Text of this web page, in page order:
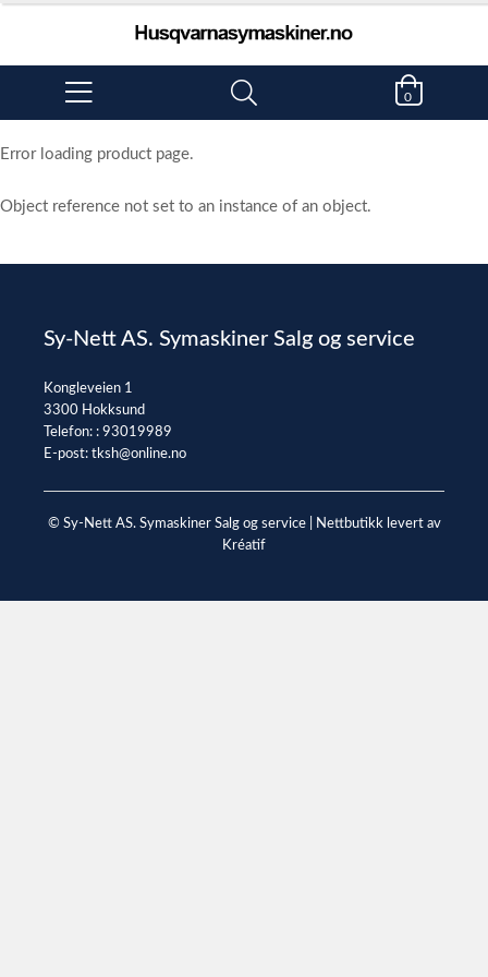
0
Error loading product page.
Object reference not set to an instance of an object.
Sy-Nett AS. Symaskiner Salg og service
Kongleveien 1
3300 Hokksund
Telefon: : 93019989
E-post: tksh@online.no
© Sy-Nett AS. Symaskiner Salg og service |
Nettbutikk levert av
Kréatif